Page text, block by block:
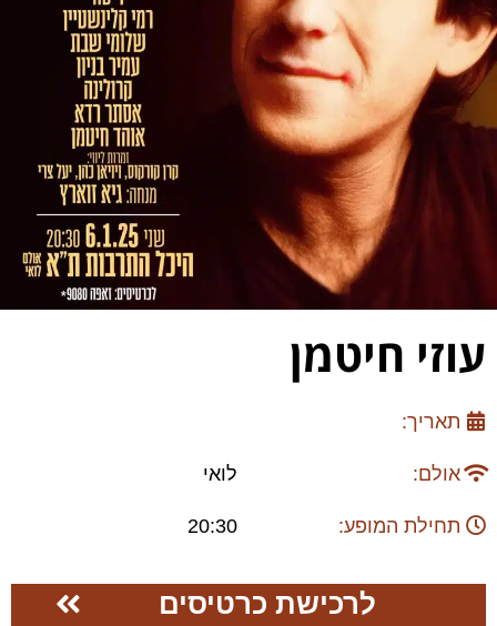
עוזי חיטמן
תאריך:
אולם: לואי
תחילת המופע: 20:30
לרכישת כרטיסים